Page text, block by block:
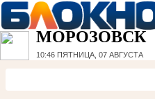
МОРОЗОВСК
10:46 ПЯТНИЦА, 07 АВГУСТА